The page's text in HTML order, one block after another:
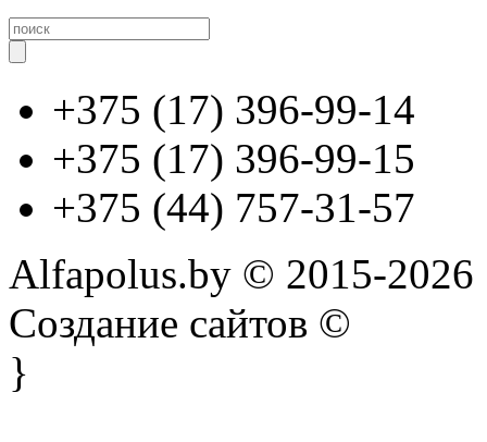
+375 (17) 396-99-14
+375 (17) 396-99-15
+375 (44) 757-31-57
Alfapolus.by © 2015-2026
Создание сайтов ©
}